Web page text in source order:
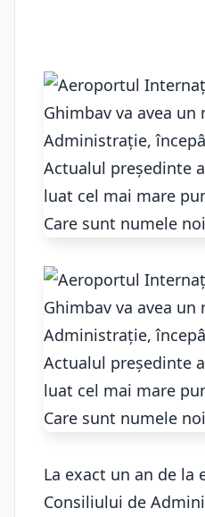
La exact un an de la
Consiliului de